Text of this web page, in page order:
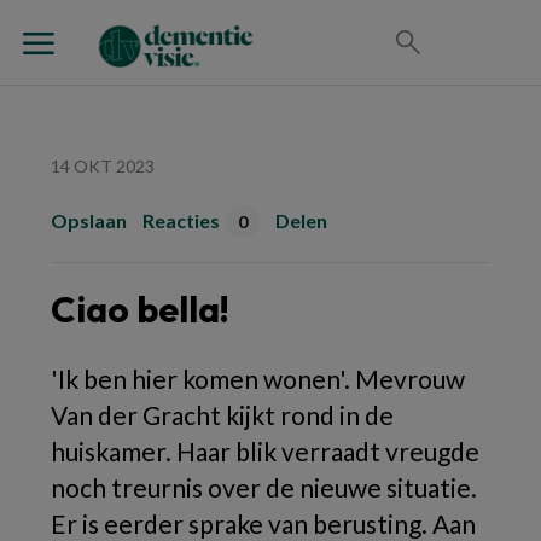
14 OKT 2023
Opslaan Reacties 0 Delen
Ciao bella!
'Ik ben hier komen wonen'. Mevrouw
Van der Gracht kijkt rond in de
huiskamer. Haar blik verraadt vreugde
noch treurnis over de nieuwe situatie.
Er is eerder sprake van berusting. Aan